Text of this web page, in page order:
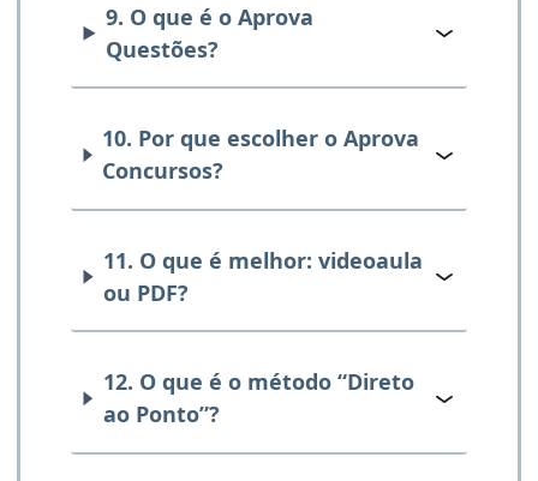
9. O que é o Aprova
Questões?
10. Por que escolher o Aprova
Concursos?
11. O que é melhor: videoaula
ou PDF?
12. O que é o método “Direto
ao Ponto”?